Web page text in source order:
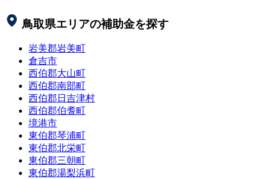
鳥取県エリアの補助金を探す
岩美郡岩美町
倉吉市
西伯郡大山町
西伯郡南部町
西伯郡日吉津村
西伯郡伯耆町
境港市
東伯郡琴浦町
東伯郡北栄町
東伯郡三朝町
東伯郡湯梨浜町